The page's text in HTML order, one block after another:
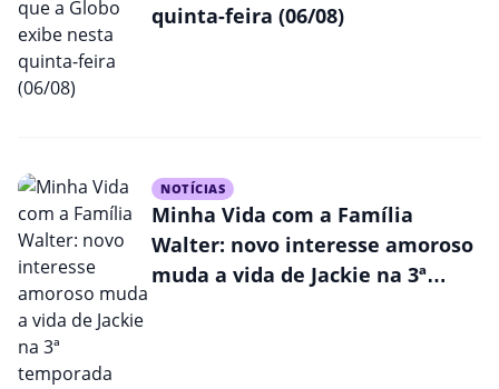
quinta-feira (06/08)
NOTÍCIAS
Minha Vida com a Família
Walter: novo interesse amoroso
muda a vida de Jackie na 3ª